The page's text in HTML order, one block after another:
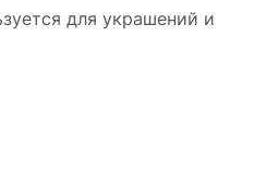
для украшений и